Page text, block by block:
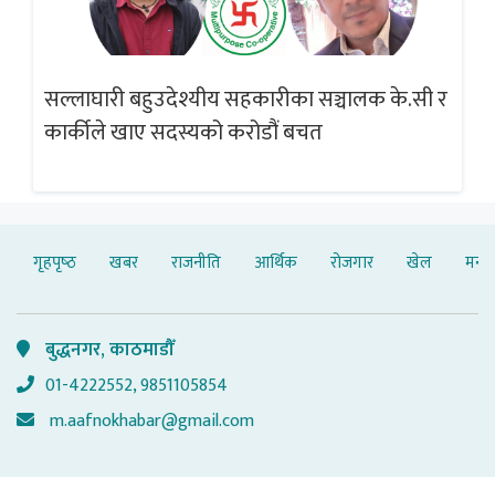
सल्लाघारी बहुउदेश्यीय सहकारीका सञ्चालक के.सी र
कार्कीले खाए सदस्यको करोडौं बचत
गृहपृष्‍ठ खबर राजनीति आर्थिक रोजगार खेल
बुद्धनगर, काठमाडौँ
01-4222552, 9851105854
m.aafnokhabar@gmail.com